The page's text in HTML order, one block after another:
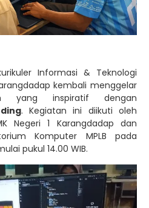
Informasi & Teknologi
kembali menggelar
yang inspiratif dengan
. Kegiatan ini diikuti oleh
Negeri 1 Karangdadap dan
Komputer MPLB pada
pukul 14.00 WIB.